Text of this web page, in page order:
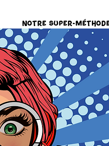
Notre Super-